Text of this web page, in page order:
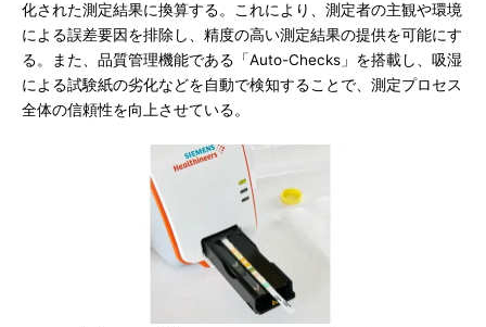
化された測定結果に換算する。これにより、測定者の主観や環境
による誤差要因を排除し、精度の高い測定結果の提供を可能にす
る。また、品質管理機能である「Auto-Checks」を搭載し、吸湿
による試験紙の劣化などを自動で検知することで、測定プロセス
全体の信頼性を向上させている。